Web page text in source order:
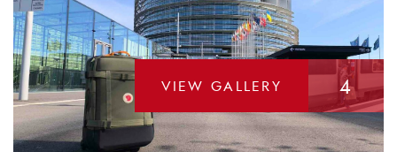
VIEW GALLERY 4